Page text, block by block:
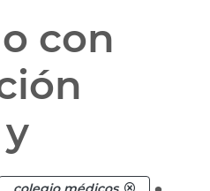
con
y
.